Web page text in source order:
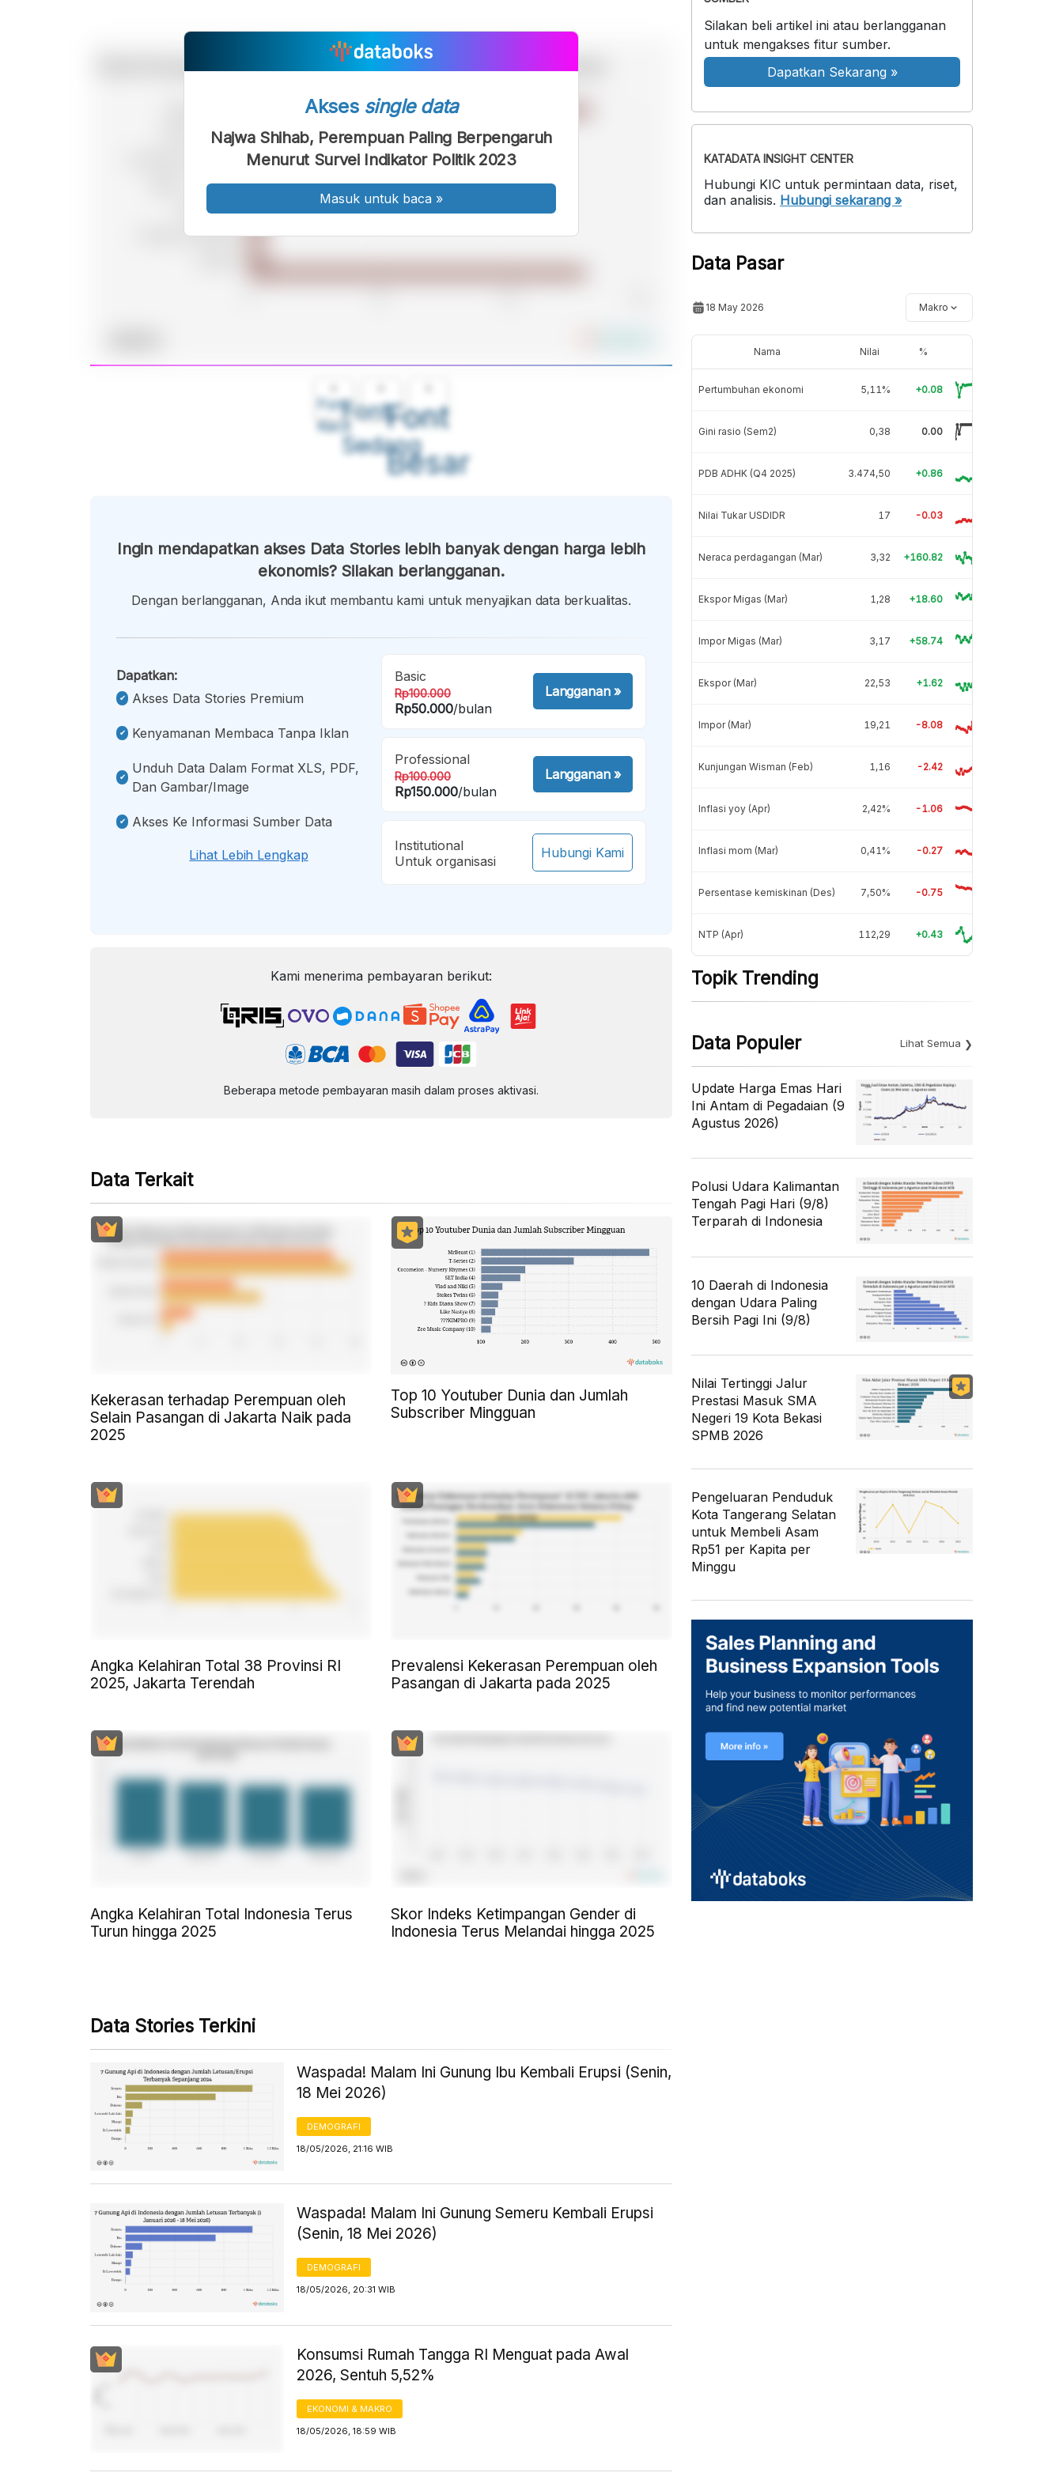
Font
Kecil
Font
Sedang
Font
Besar
Akses single data
Najwa Shihab, Perempuan Paling Berpengaruh
Menurut Survei Indikator Politik 2023
Masuk untuk baca »
Ingin mendapatkan akses Data Stories lebih banyak dengan harga lebih
ekonomis? Silakan berlangganan.
Dengan berlangganan, Anda ikut membantu kami untuk menyajikan data berkualitas.
Dapatkan:
Akses Data Stories Premium
Kenyamanan Membaca Tanpa Iklan
Unduh Data Dalam Format XLS, PDF,
Dan Gambar/image
Akses Ke Informasi Sumber Data
Lihat Lebih Lengkap
Basic
Rp100.000
Rp50.000/bulan
Langganan»
Professional
Rp100.000
Rp150.000/bulan
Langganan»
Institutional
Untuk organisasi
Hubungi Kami
Kami menerima pembayaran berikut:
Beberapa metode pembayaran masih dalam proses aktivasi.
Data Terkait
Kekerasan terhadap Perempuan oleh
Selain Pasangan di Jakarta Naik pada
2025
Top 10 Youtuber Dunia dan Jumlah
Subscriber Mingguan
Angka Kelahiran Total 38 Provinsi RI
2025, Jakarta Terendah
Prevalensi Kekerasan Perempuan oleh
Pasangan di Jakarta pada 2025
Angka Kelahiran Total Indonesia Terus
Turun hingga 2025
Skor Indeks Ketimpangan Gender di
Indonesia Terus Melandai hingga 2025
Data Stories Terkini
Waspada! Malam Ini Gunung Ibu Kembali Erupsi (Senin,
18 Mei 2026)
DEMOGRAFI
18/05/2026, 21:16 WIB
Waspada! Malam Ini Gunung Semeru Kembali Erupsi
(Senin, 18 Mei 2026)
DEMOGRAFI
18/05/2026, 20:31 WIB
Konsumsi Rumah Tangga RI Menguat pada Awal
2026, Sentuh 5,52%
EKONOMI & MAKRO
18/05/2026, 18:59 WIB
Silakan beli artikel ini atau berlangganan
untuk mengakses fitur sumber.
Dapatkan Sekarang »
KATADATA INSIGHT CENTER
Hubungi KIC untuk permintaan data, riset,
dan analisis. Hubungi sekarang »
Data Pasar
18 May 2026 Makro
Nama Nilai %
Pertumbuhan ekonomi 5,11% +0.08
Gini rasio (Sem2) 0,38 0.00
PDB ADHK (Q4 2025) 3.474,50 +0.86
Nilai Tukar USDIDR 17 -0.03
Neraca perdagangan (Mar) 3,32 +160.82
Ekspor Migas (Mar) 1,28 +18.60
Impor Migas (Mar) 3,17 +58.74
Ekspor (Mar) 22,53 +1.62
Impor (Mar) 19,21 -8.08
Kunjungan Wisman (Feb) 1,16 -2.42
Inflasi yoy (Apr) 2,42% -1.06
Inflasi mom (Mar) 0,41% -0.27
Persentase kemiskinan (Des) 7,50% -0.75
NTP (Apr) 112,29 +0.43
Topik Trending
Data Populer Lihat Semua
Update Harga Emas Hari
Ini Antam di Pegadaian (9
Agustus 2026)
Polusi Udara Kalimantan
Tengah Pagi Hari (9/8)
Terparah di Indonesia
10 Daerah di Indonesia
dengan Udara Paling
Bersih Pagi Ini (9/8)
Nilai Tertinggi Jalur
Prestasi Masuk SMA
Negeri 19 Kota Bekasi
SPMB 2026
Pengeluaran Penduduk
Kota Tangerang Selatan
untuk Membeli Asam
Rp51 per Kapita per
Minggu